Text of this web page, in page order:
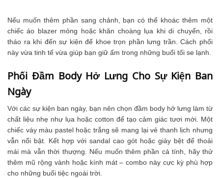
Nếu muốn thêm phần sang chảnh, bạn có thể khoác thêm một
chiếc áo blazer mỏng hoặc khăn choàng lụa khi di chuyển, rồi
tháo ra khi đến sự kiện để khoe trọn phần lưng trần. Cách phối
này vừa tinh tế vừa giúp bạn giữ ấm trong những buổi tối se lạnh.
Phối Đầm Body Hở Lưng Cho Sự Kiện Ban
Ngày
Với các sự kiện ban ngày, bạn nên chọn đầm body hở lưng làm từ
chất liệu nhẹ như lụa hoặc cotton để tạo cảm giác tươi mới. Một
chiếc váy màu pastel hoặc trắng sẽ mang lại vẻ thanh lịch nhưng
vẫn nổi bật. Kết hợp với sandal cao gót hoặc giày bệt để thoải
mái mà vẫn thời thượng. Nếu muốn thêm phần cá tính, hãy thử
thêm mũ rộng vành hoặc kính mát – combo này cực kỳ phù hợp
cho những buổi tiệc ngoài trời.